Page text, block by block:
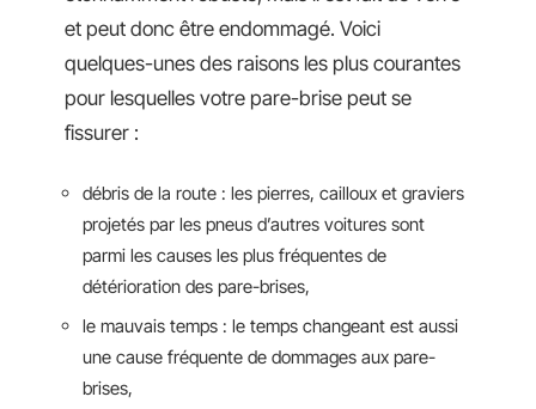
et peut donc être endommagé. Voici
quelques-unes des raisons les plus courantes
pour lesquelles votre pare-brise peut se
fissurer :
débris de la route : les pierres, cailloux et graviers
projetés par les pneus d’autres voitures sont
parmi les causes les plus fréquentes de
détérioration des pare-brises,
le mauvais temps : le temps changeant est aussi
une cause fréquente de dommages aux pare-
brises,